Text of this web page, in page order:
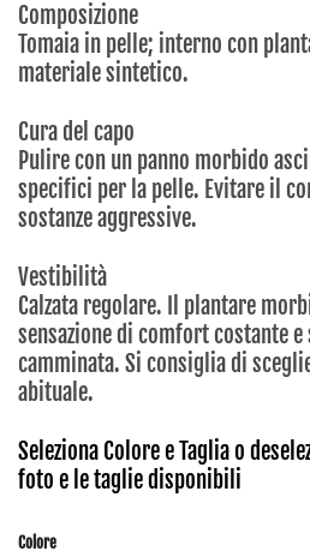
Composizione
Tomaia in pelle; interno con
materiale sintetico.
Cura del capo
Pulire con un panno morbido
specifici per la pelle. Evitare il
sostanze aggressive.
Vestibilità
Calzata regolare. Il plantare
sensazione di comfort costante
camminata. Si consiglia di
abituale.
Seleziona Colore e Taglia o
foto e le taglie disponibili
Colore